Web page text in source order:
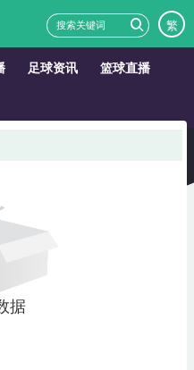
繁
足球资讯 篮球直播
据